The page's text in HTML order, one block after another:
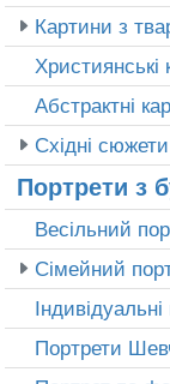
Картини з
Християнські
Абстрактні
Східні сюжети
Портрети з
Весільний
Сімейний
Портрети